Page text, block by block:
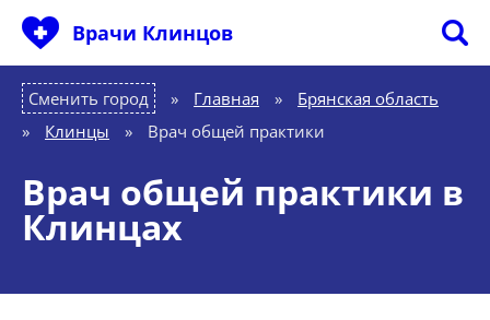
Врачи Клинцов
Сменить город Главная »
Брянская область
»
Клинцы » Врач общей практики
Врач общей практики в
Клинцах